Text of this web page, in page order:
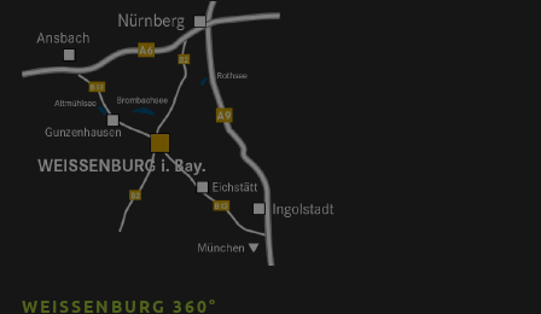
WEISSENBURG 360°